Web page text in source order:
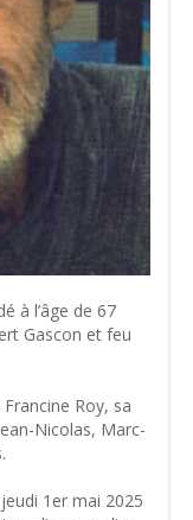
à l’âge de 67
Gascon et feu
Roy, sa
Nicolas, Marc-
1er mai 2025